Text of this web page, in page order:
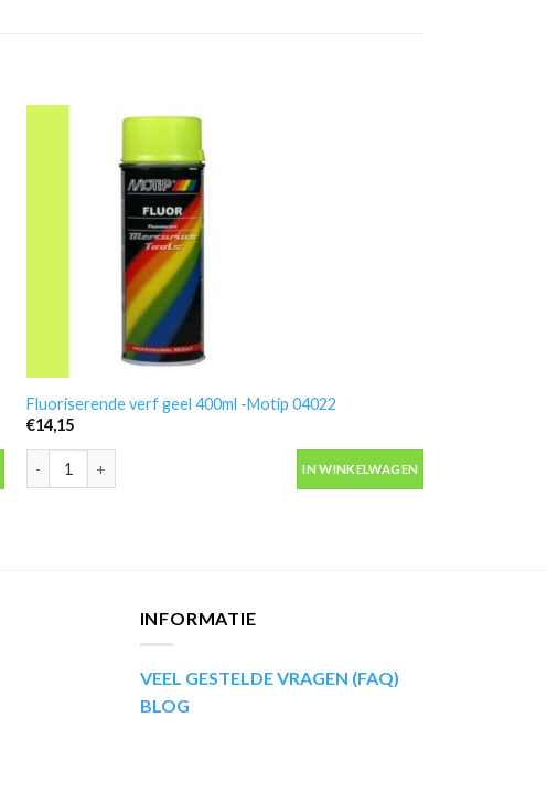
Fluoriserende verf geel 400ml -Motip 04022
€14,15
Fluoriserende verf geel 400ml -Motip 04022 aantal
IN WINKELWAGEN
INFORMATIE
VEEL GESTELDE VRAGEN (FAQ)
BLOG